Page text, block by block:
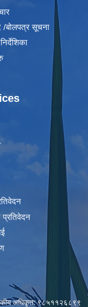
/बोलपत्र सूचना
प्रतिवेदन
अधिकृत: ९८५११२६८९९